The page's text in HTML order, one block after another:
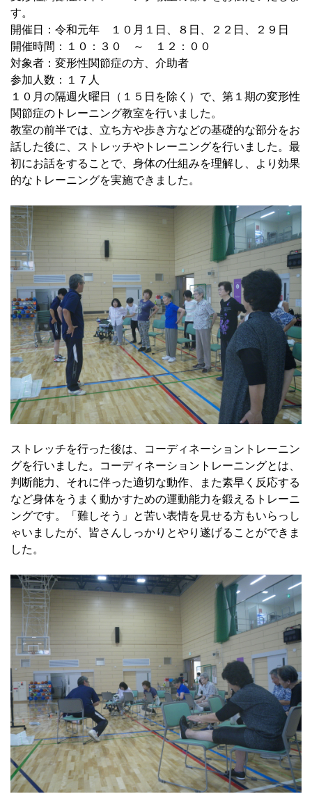
す。
開催日：令和元年 １０月１日、８日、２２日、２９日
開催時間：１０：３０ ～ １２：００
対象者：変形性関節症の方、介助者
参加人数：１７人
１０月の隔週火曜日（１５日を除く）で、第１期の変形性
関節症のトレーニング教室を行いました。
教室の前半では、立ち方や歩き方などの基礎的な部分をお
話した後に、ストレッチやトレーニングを行いました。最
初にお話をすることで、身体の仕組みを理解し、より効果
的なトレーニングを実施できました。
ストレッチを行った後は、コーディネーショントレーニン
グを行いました。コーディネーショントレーニングとは、
判断能力、それに伴った適切な動作、また素早く反応する
など身体をうまく動かすための運動能力を鍛えるトレーニ
ングです。「難しそう」と苦い表情を見せる方もいらっし
ゃいましたが、皆さんしっかりとやり遂げることができま
した。